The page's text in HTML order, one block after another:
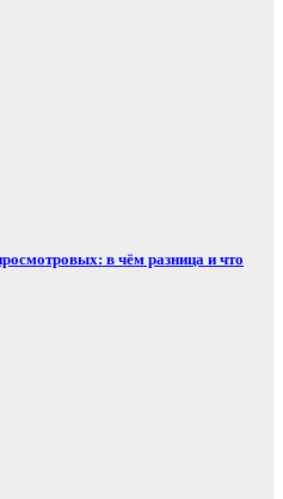
в чём разница и что